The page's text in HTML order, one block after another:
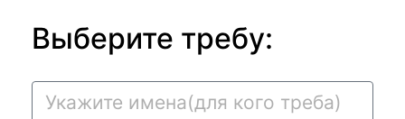
Выберите требу: